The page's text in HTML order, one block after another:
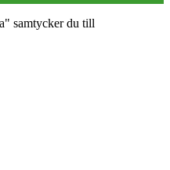
samtycker du till